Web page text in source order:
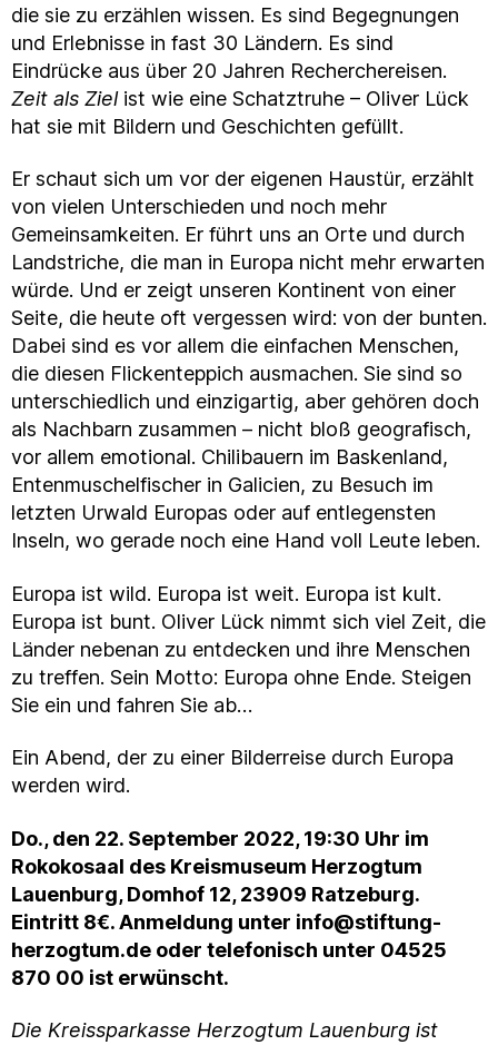
die sie zu erzählen wissen. Es sind Begegnungen
und Erlebnisse in fast 30 Ländern. Es sind
Eindrücke aus über 20 Jahren Recherchereisen.
Zeit als Zielist wie eine Schatztruhe – Oliver Lück
hat sie mit Bildern und Geschichten gefüllt.
Er schaut sich um vor der eigenen Haustür, erzählt
von vielen Unterschieden und noch mehr
Gemeinsamkeiten. Er führt uns an Orte und durch
Landstriche, die man in Europa nicht mehr erwarten
würde. Und er zeigt unseren Kontinent von einer
Seite, die heute oft vergessen wird: von der bunten.
Dabei sind es vor allem die einfachen Menschen,
die diesen Flickenteppich ausmachen. Sie sind so
unterschiedlich und einzigartig, aber gehören doch
als Nachbarn zusammen – nicht bloß geografisch,
vor allem emotional. Chilibauern im Baskenland,
Entenmuschelfischer in Galicien, zu Besuch im
letzten Urwald Europas oder auf entlegensten
Inseln, wo gerade noch eine Hand voll Leute leben.
Europa ist wild. Europa ist weit. Europa ist kult.
Europa ist bunt. Oliver Lück nimmt sich viel Zeit, die
Länder nebenan zu entdecken und ihre Menschen
zu treffen. Sein Motto: Europa ohne Ende. Steigen
Sie ein und fahren Sie ab…
Ein Abend, der zu einer Bilderreise durch Europa
werden wird.
Do., den 22. September 2022, 19:30 Uhr im
Rokokosaal des Kreismuseum Herzogtum
Lauenburg, Domhof 12, 23909 Ratzeburg.
Eintritt 8€. Anmeldung unter info@stiftung-
herzogtum.de oder telefonisch unter 04525
870 00 ist erwünscht.
Die Kreissparkasse Herzogtum Lauenburg ist